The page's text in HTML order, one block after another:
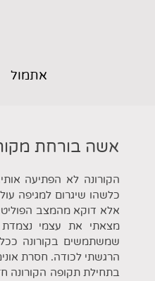
אתמול
אשה בורחת
הקורונה לא הפתיעה
כלשהו שיגרום למגיפה
אלא דוקא מהמצב
מצאתי את עצמי נצמדת
שמשתמשים בקורונה
הרגשתי לכודה. חסרת
בתחילת תקופה הקורונה